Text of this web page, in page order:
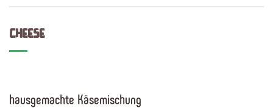
CHEESE
hausgemachte Käsemischung